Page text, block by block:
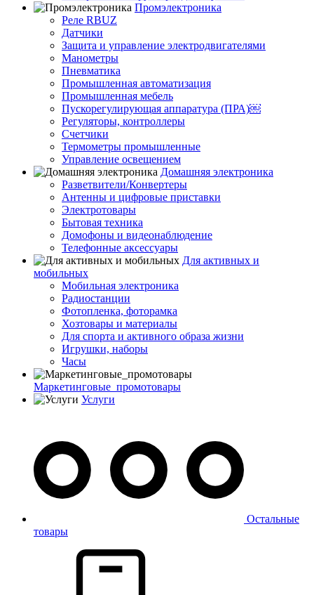
Промэлектроника
Реле RBUZ
Датчики
Защита и управление электродвигателями
Манометры
Пневматика
Промышленная автоматизация
Промышленная мебель
Пускорегулирующая аппаратура (ПРА)￼
Регуляторы, контроллеры
Счетчики
Термометры промышленные
Управление освещением
Домашняя электроника
Разветвители/Конвертеры
Антенны и цифровые приставки
Электротовары
Бытовая техника
Домофоны и видеонаблюдение
Телефонные аксессуары
Для активных и
мобильных
Мобильная электроника
Радиостанции
Фотопленка, фоторамка
Хозтовары и материалы
Для спорта и активного образа жизни
Игрушки, наборы
Часы
Маркетинговые_промотовары
Услуги
Остальные
товары